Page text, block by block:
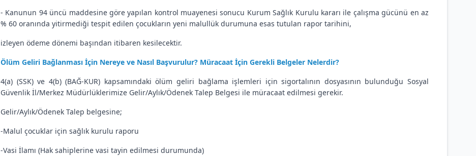
- Kanunun 94 üncü maddesine göre yapılan kontrol muayenesi sonucu Kurum Sağlık Kurulu kararı ile çalışma gücünü en az
% 60 oranında yitirmediği tespit edilen çocukların yeni malullük durumuna esas tutulan rapor tarihini,
izleyen ödeme dönemi başından itibaren kesilecektir.
Ölüm Geliri Bağlanması İçin Nereye ve Nasıl Başvurulur? Müracaat İçin Gerekli Belgeler Nelerdir?
4(a) (SSK) ve 4(b) (BAĞ-KUR) kapsamındaki ölüm geliri bağlama işlemleri için sigortalının dosyasının bulunduğu Sosyal
Güvenlik İl/Merkez Müdürlüklerimize Gelir/Aylık/Ödenek Talep Belgesi ile müracaat edilmesi gerekir.
Gelir/Aylık/Ödenek Talep belgesine;
-Malul çocuklar için sağlık kurulu raporu
-Vasi İlamı (Hak sahiplerine vasi tayin edilmesi durumunda)